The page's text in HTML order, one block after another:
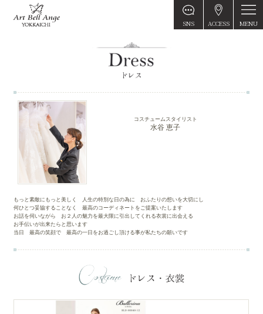
SNS ACCESS MENU
コスチュームスタイリスト
水谷 恵子
もっと素敵にもっと美しく 人生の特別な日の為に おふたりの想いを大切にし
何ひとつ妥協することなく 最高のコーディネートをご提案いたします
お話を伺いながら お２人の魅力を最大限に引出してくれる衣裳に出会える
お手伝いが出来たらと思います
当日 最高の笑顔で 最高の一日をお過ごし頂ける事が私たちの願いです